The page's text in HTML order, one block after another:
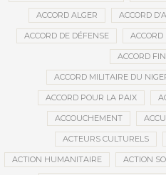
ACCORD ALGER ACCORD
ACCORD DE DÉFENSE ACCORD
ACCORD
ACCORD MILITAIRE DU
ACCORD POUR LA PAIX
ACCOUCHEMENT
ACTEURS CULTURELS
ACTION HUMANITAIRE ACTION